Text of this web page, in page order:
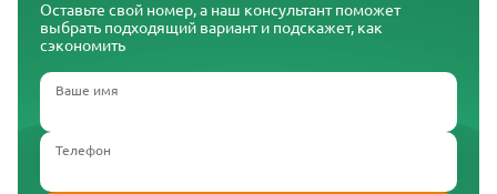
Оставьте свой номер, а наш консультант поможет
выбрать подходящий вариант и подскажет, как
сэкономить
Ваше имя
Телефон